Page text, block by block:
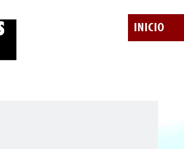
INICIO